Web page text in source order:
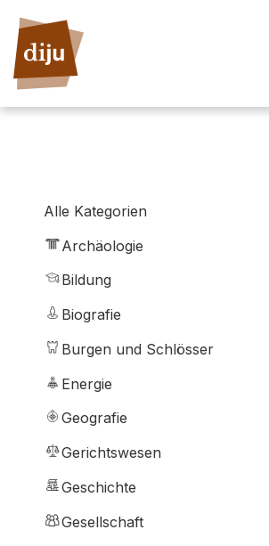
Alle Kategorien
Archäologie
Bildung
Biografie
Burgen und Schlösser
Energie
Geografie
Gerichtswesen
Geschichte
Gesellschaft